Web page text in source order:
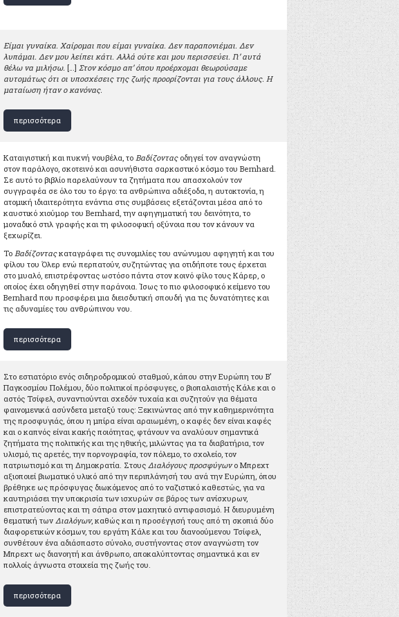
Είμαι γυναίκα. Χαίρομαι που είμαι γυναίκα. Δεν παραπονιέμαι. Δεν
λυπάμαι. Δεν μου λείπει κάτι. Αλλά ούτε και μου περισσεύει. Γι’ αυτά
θέλω να μιλήσω. […] Στον κόσμο απ’ όπου προέρχομαι θεωρούσαμε
αυτομάτως ότι οι υποσχέσεις της ζωής προορίζονται για τους άλλους. Η
ματαίωση ήταν ο κανόνας.
περισσότερα
Καταιγιστική και πυκνή νουβέλα, το Βαδίζονταςοδηγεί τον αναγνώστη
στον παράλογο, σκοτεινό και ασυνήθιστα σαρκαστικό κόσμο του Bernhard.
Σε αυτό το βιβλίο παρελαύνουν τα ζητήματα που απασχολούν τον
συγγραφέα σε όλο του το έργο: τα ανθρώπινα αδιέξοδα, η αυτοκτονία, η
ατομική ιδιαιτερότητα ενάντια στις συμβάσεις εξετάζονται μέσα από το
καυστικό χιούμορ του Bernhard, την αφηγηματική του δεινότητα, το
μοναδικό στιλ γραφής και τη φιλοσοφική οξύνοια που τον κάνουν να
ξεχωρίζει.
Το Βαδίζονταςκαταγράφει τις συνομιλίες του ανώνυμου αφηγητή και του
φίλου του Όλερ ενώ περπατούν, συζητώντας για οτιδήποτε τους έρχεται
στο μυαλό, επιστρέφοντας ωστόσο πάντα στον κοινό φίλο τους Κάρερ, ο
οποίος έχει οδηγηθεί στην παράνοια. Ίσως το πιο φιλοσοφικό κείμενο του
Bernhard που προσφέρει μια διεισδυτική σπουδή για τις δυνατότητες και
τις αδυναμίες του ανθρώπινου νου.
περισσότερα
Στο εστιατόριο ενός σιδηροδρομικού σταθμού, κάπου στην Ευρώπη του Β’
Παγκοσμίου Πολέμου, δύο πολιτικοί πρόσφυγες, ο βιοπαλαιστής Κάλε και ο
αστός Τσίφελ, συναντιούνται σχεδόν τυχαία και συζητούν για θέματα
φαινομενικά ασύνδετα μεταξύ τους: Ξεκινώντας από την καθημερινότητα
της προσφυγιάς, όπου η μπίρα είναι αραιωμένη, ο καφές δεν είναι καφές
και ο καπνός είναι κακής ποιότητας, φτάνουν να αναλύουν σημαντικά
ζητήματα της πολιτικής και της ηθικής, μιλώντας για τα διαβατήρια, τον
υλισμό, τις αρετές, την πορνογραφία, τον πόλεμο, το σχολείο, τον
πατριωτισμό και τη Δημοκρατία. Στους Διαλόγους προσφύγωνο Μπρεχτ
αξιοποιεί βιωματικό υλικό από την περιπλάνησή του ανά την Ευρώπη, όπου
βρέθηκε ως πρόσφυγας διωκόμενος από το ναζιστικό καθεστώς, για να
καυτηριάσει την υποκρισία των ισχυρών σε βάρος των ανίσχυρων,
επιστρατεύοντας και τη σάτιρα στον μαχητικό αντιφασισμό. Η διευρυμένη
θεματική των Διαλόγων, καθώς και η προσέγγισή τους από τη σκοπιά δύο
διαφορετικών κόσμων, του εργάτη Κάλε και του διανοούμενου Τσίφελ,
συνθέτουν ένα αδιάσπαστο σύνολο, συστήνοντας στον αναγνώστη τον
Μπρεχτ ως διανοητή και άνθρωπο, αποκαλύπτοντας σημαντικά και εν
πολλοίς άγνωστα στοιχεία της ζωής του.
περισσότερα